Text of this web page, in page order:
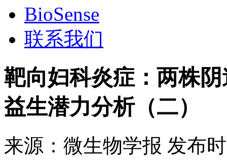
BioSense
联系我们
靶向妇科炎症：两株
益生潜力分析（二）
来源： 微生物学报 发布